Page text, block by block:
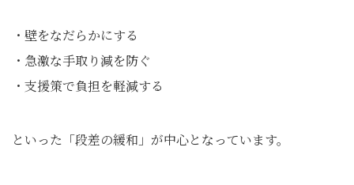
・壁をなだらかにする
・急激な手取り減を防ぐ
・支援策で負担を軽減する
といった「段差の緩和」が中心となっています。